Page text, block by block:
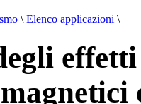
\ Elenco applicazioni \